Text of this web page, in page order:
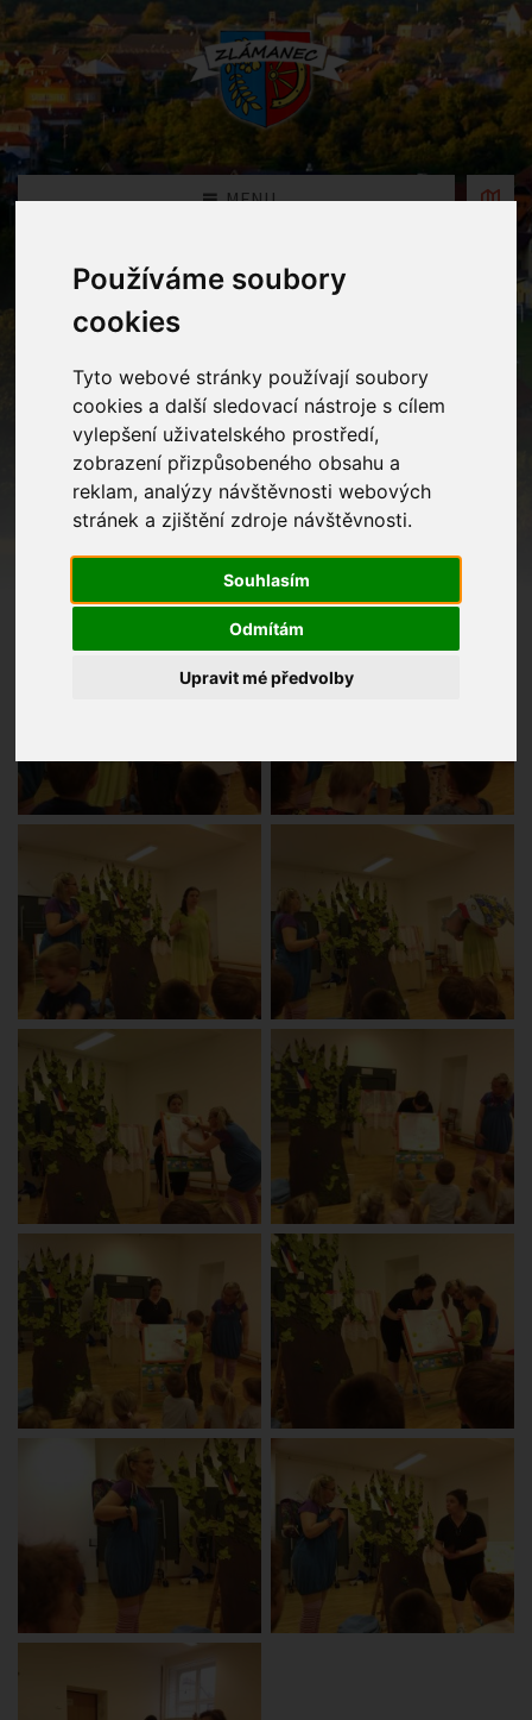
Používáme soubory
cookies
Tyto webové stránky používají soubory
cookies a další sledovací nástroje s cílem
vylepšení uživatelského prostředí,
zobrazení přizpůsobeného obsahu a
reklam, analýzy návštěvnosti webových
stránek a zjištění zdroje návštěvnosti.
Souhlasím
Odmítám
Upravit mé předvolby
MENU
Fotogalerie